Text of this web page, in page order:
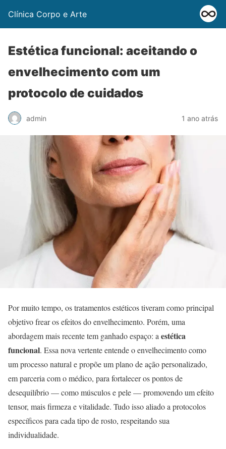
Clínica Corpo e Arte
Estética funcional: aceitando o
envelhecimento com um
protocolo de cuidados
admin 1 ano atrás
Por muito tempo, os tratamentos estéticos tiveram como principal
objetivo frear os efeitos do envelhecimento. Porém, uma
abordagem mais recente tem ganhado espaço: a estética
funcional. Essa nova vertente entende o envelhecimento como
um processo natural e propõe um plano de ação personalizado,
em parceria com o médico, para fortalecer os pontos de
desequilíbrio — como músculos e pele — promovendo um efeito
tensor, mais firmeza e vitalidade. Tudo isso aliado a protocolos
específicos para cada tipo de rosto, respeitando sua
individualidade.